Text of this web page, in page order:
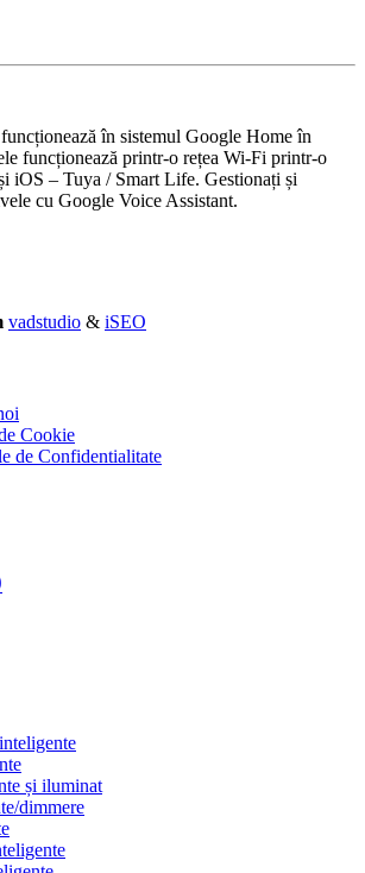
în sistemul Google Home în
funcționează printr-o rețea Wi-Fi printr-o
iOS – Tuya / Smart Life. Gestionați și
cu Google Voice Assistant.
vadstudio & iSEO
Сookie
de Confidentialitate
și iluminat
dimmere